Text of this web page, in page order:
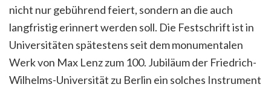
nicht nur gebührend feiert, sondern an die auch
langfristig erinnert werden soll. Die Festschrift ist in
Universitäten spätestens seit dem monumentalen
Werk von Max Lenz zum 100. Jubiläum der Friedrich-
Wilhelms-Universität zu Berlin ein solches Instrument